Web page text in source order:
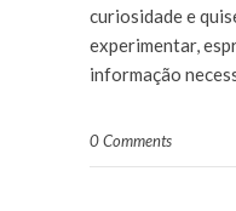
curiosidade e
experimentar,
informação
0 Comments